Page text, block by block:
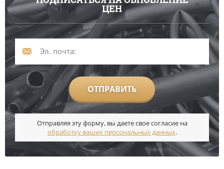
ЦЕН
ОТПРАВИТЬ
Отправляя эту форму, вы даете свое согласие на
обработку ваших персональных данных.